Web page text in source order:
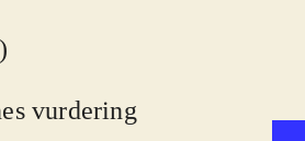
vurdering